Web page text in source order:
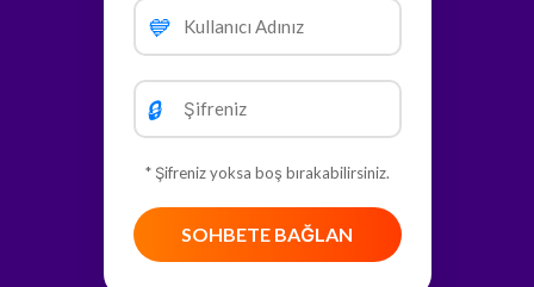
💙
🔒
* Şifreniz yoksa boş bırakabilirsiniz.
SOHBETE BAĞLAN